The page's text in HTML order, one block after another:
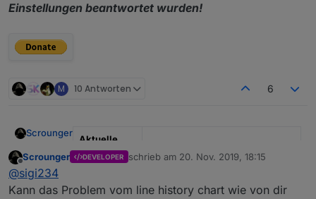
Einstellungen beantwortet wurden!
M 10 Antworten 6
Scrounger
Aktuelle
Test Version
0.2.x
ungsdatum
Offline
Scrounger DEVELOPER schrieb am 20. Nov. 2019, 18:15
zuletzt editiert von
@sigi234
Kann das Problem vom line history chart wie von dir